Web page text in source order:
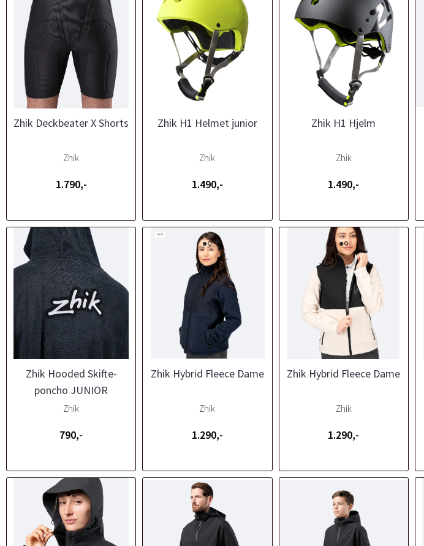
Zhik Deckbeater X Shorts
Zhik
1.790,-
Zhik H1 Helmet junior
Zhik
1.490,-
Zhik H1 Hjelm
Zhik
1.490,-
Zhik Hooded Skifte-
poncho JUNIOR
Zhik
790,-
Zhik Hybrid Fleece Dame
Zhik
1.290,-
Zhik Hybrid Fleece Dame
Zhik
1.290,-